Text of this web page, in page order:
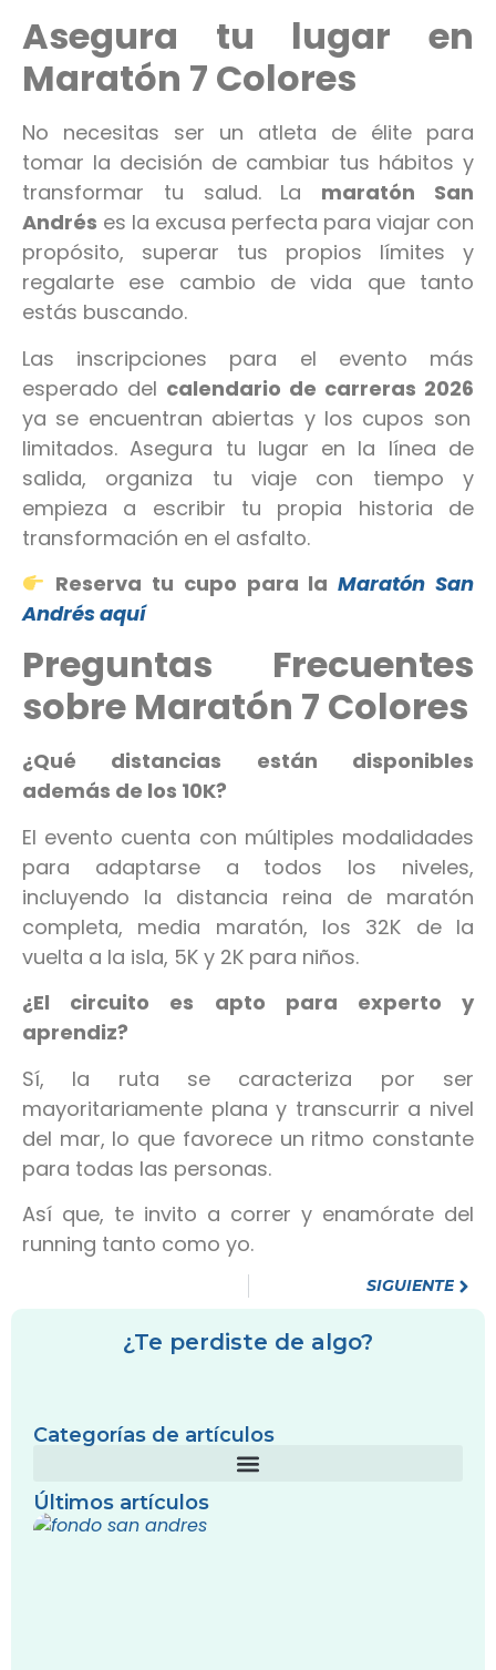
Asegura tu lugar en
Maratón 7 Colores
No necesitas ser un atleta de élite para
tomar la decisión de cambiar tus hábitos y
transformar tu salud. La maratón San
Andrés es la excusa perfecta para viajar con
propósito, superar tus propios límites y
regalarte ese cambio de vida que tanto
estás buscando.
Las inscripciones para el evento más
esperado del calendario de carreras 2026
ya se encuentran abiertas y los cupos son
limitados. Asegura tu lugar en la línea de
salida, organiza tu viaje con tiempo y
empieza a escribir tu propia historia de
transformación en el asfalto.
Reserva tu cupo para laMaratón San
Andrés aquí
Preguntas Frecuentes
sobre Maratón 7 Colores
¿Qué distancias están disponibles
además de los 10K?
El evento cuenta con múltiples modalidades
para adaptarse a todos los niveles,
incluyendo la distancia reina de maratón
completa, media maratón, los 32K de la
vuelta a la isla, 5K y 2K para niños.
¿El circuito es apto para experto y
aprendiz?
Sí, la ruta se caracteriza por ser
mayoritariamente plana y transcurrir a nivel
del mar, lo que favorece un ritmo constante
para todas las personas.
Así que, te invito a correr y enamórate del
running tanto como yo.
SIGUIENTE
¿Te perdiste de algo?
Categorías de artículos
Últimos artículos